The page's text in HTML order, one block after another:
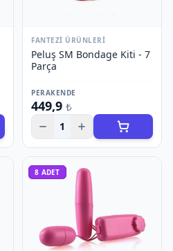
FANTEZI ÜRÜNLERI
Peluş SM Bondage Kiti - 7
Parça
PERAKENDE
449,9 ₺
1
8 ADET